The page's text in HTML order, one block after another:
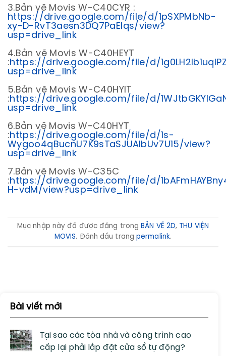
3.Bản vẽ Movis W-C40CYR :
https://drive.google.com/file/d/1pSXPMbNb-
xy-D-RvT3aesn3DQ7PaEIqs/view?
usp=drive_link
4.Bản vẽ Movis W-C40HEYT
:https://drive.google.com/file/d/
usp=drive_link
5.Bản vẽ Movis W-C40HYIT
:https://drive.google.com/file/d/
usp=drive_link
6.Bản vẽ Movis W-C40HYT
:https://drive.google.com/file/d/1s-
Wygoo4qBucnU7K9sTaSJUAlbUv7U15/view?
usp=drive_link
7.Bản vẽ Movis W-C35C
:https://drive.google.com/file/d/
H-vdM/view?usp=drive_link
Mục nhập này đã được đăng trong BẢN VẼ 2D, THƯ VIỆN
MOVIS. Đánh dấu trangpermalink.
Bài viết mới
Tại sao các tòa nhà và công trình cao
cấp lại phải lắp đặt cửa sổ tự động?